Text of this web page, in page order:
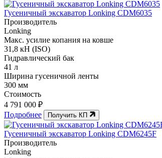
Гусеничный экскаватор Lonking CDM6035
Производитель
Lonking
Макс. усилие копания на ковше
31,8 кН (ISO)
Гидравлический бак
41 л
Ширина гусеничной ленты
300 мм
Стоимость
4 791 000 ₽
Подробнее
Получить КП
Гусеничный экскаватор Lonking CDM6245F
Производитель
Lonking